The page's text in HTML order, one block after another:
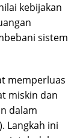
kebijakan
sistem
memperluas
miskin dan
dalam
Langkah ini